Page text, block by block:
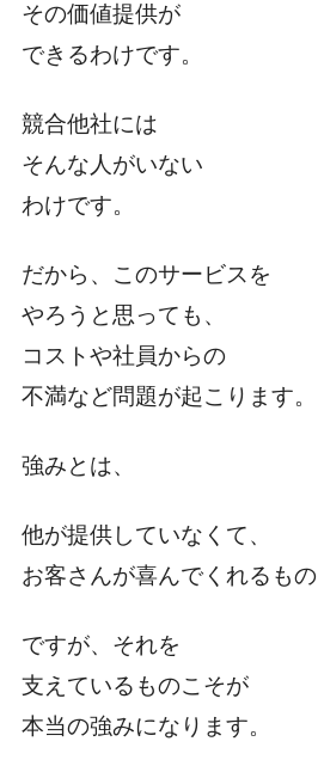
その価値提供が
できるわけです。
競合他社には
そんな人がいない
わけです。
だから、このサービスを
やろうと思っても、
コストや社員からの
不満など問題が起こります。
強みとは、
他が提供していなくて、
お客さんが喜んでくれるもの
ですが、それを
支えているものこそが
本当の強みになります。